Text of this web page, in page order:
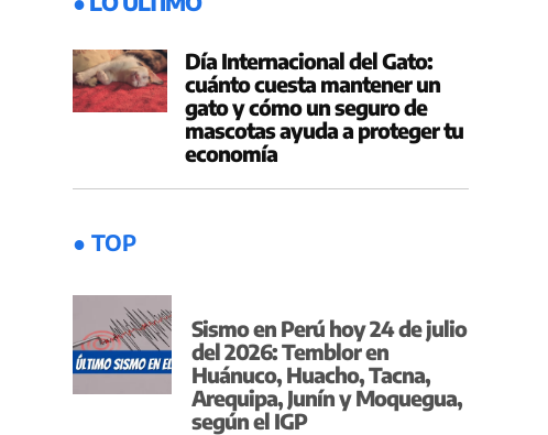
Día Internacional del Gato:
cuánto cuesta mantener un
gato y cómo un seguro de
mascotas ayuda a proteger tu
economía
● TOP
Sismo en Perú hoy 24 de julio
del 2026: Temblor en
Huánuco, Huacho, Tacna,
Arequipa, Junín y Moquegua,
según el IGP